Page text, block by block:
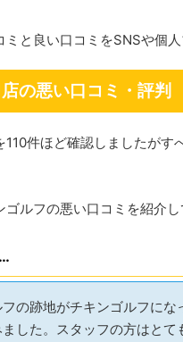
と良い口コミをSNSや個
の悪い口コミ・評判
件ほど確認しましたがす
ルフの悪い口コミを紹介し
の跡地がチキンゴルフに
した。スタッフの方はと